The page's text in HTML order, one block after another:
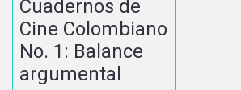
Cuadernos de
Cine Colombiano
No. 1: Balance
argumental